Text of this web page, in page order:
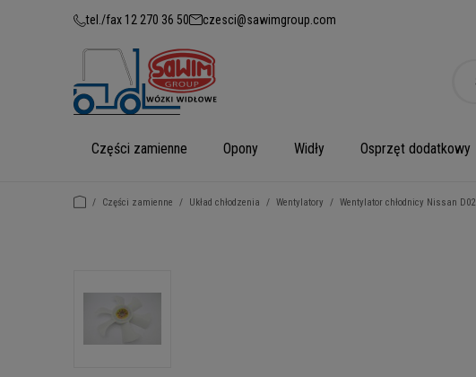
tel./fax 12 270 36 50 czesci@sawimgroup.com
Części zamienne Opony Widły Osprzęt dodatkowy
/ Części zamienne / Układ chłodzenia / Wentylatory / Wentylator chłodnicy Nissan D02